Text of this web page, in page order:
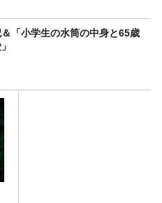
「小学生の水筒の中身と65歳